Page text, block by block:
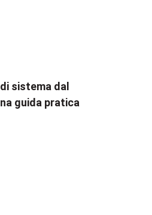
sistema dal
guida pratica